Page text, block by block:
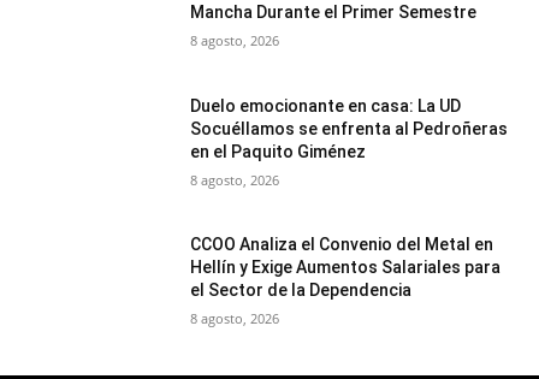
Mancha Durante el Primer Semestre
8 agosto, 2026
Duelo emocionante en casa: La UD
Socuéllamos se enfrenta al Pedroñeras
en el Paquito Giménez
8 agosto, 2026
CCOO Analiza el Convenio del Metal en
Hellín y Exige Aumentos Salariales para
el Sector de la Dependencia
8 agosto, 2026